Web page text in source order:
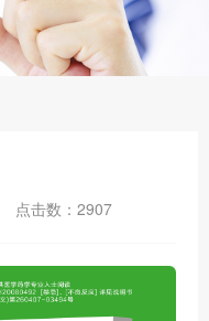
点击数： 2907